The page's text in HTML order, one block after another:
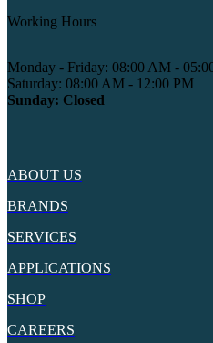
Working Hours
Monday - Friday: 08:00 AM -
Saturday: 08:00 AM - 12:00 PM
Sunday: Closed
ABOUT US
BRANDS
SERVICES
APPLICATIONS
SHOP
CAREERS